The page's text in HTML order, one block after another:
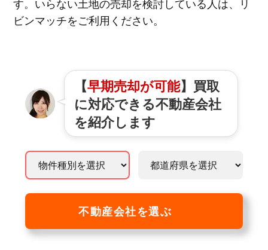
ビンマッチをご利用ください。
【早期売却が可能】買取
に対応できる不動産会社
を紹介します
不動産会社を選ぶ